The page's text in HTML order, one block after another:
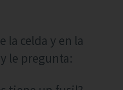
la celda y en la
le pregunta: